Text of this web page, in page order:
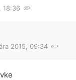
18:36
2015, 09:34